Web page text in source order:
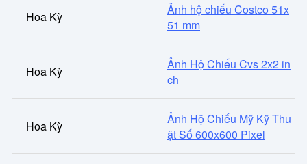
Hoa Kỳ
Ảnh hộ chiếu Costco 51x
51 mm
Hoa Kỳ
Ảnh Hộ Chiếu Cvs 2x2 in
ch
Hoa Kỳ
Ảnh Hộ Chiếu Mỹ Kỹ Thu
ật Số 600x600 Pixel